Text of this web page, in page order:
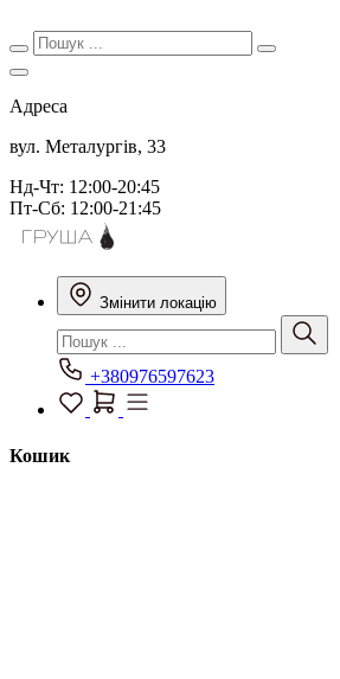
Адреса
вул. Металургів, 33
Нд-Чт: 12:00-20:45
Пт-Сб: 12:00-21:45
Змінити локацію
+380976597623
Кошик